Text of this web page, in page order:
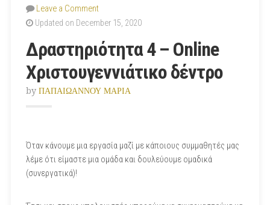
Leave a Comment
Updated on December 15, 2020
Δραστηριότητα 4 – Online
Χριστουγεννιάτικο δέντρο
by ΠΑΠΑΙΩΑΝΝΟΥ ΜΑΡΙΑ
Όταν κάνουμε μια εργασία μαζί με κάποιους συμμαθητές μας
λέμε ότι είμαστε μια ομάδα και δουλεύουμε ομαδικά
(συνεργατικά)!